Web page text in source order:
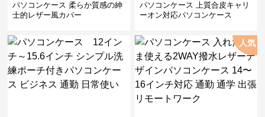
パソコンケース 柔らか質感の紳
士的レザー風カバー
パソコンケース 上質合皮キャリ
ーオン対応パソコンケース
人気